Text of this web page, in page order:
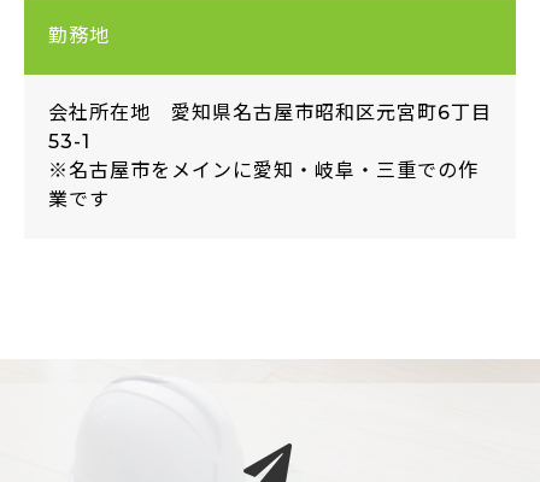
勤務地
会社所在地 愛知県名古屋市昭和区元宮町6丁目
53-1
※名古屋市をメインに愛知・岐阜・三重での作
業です